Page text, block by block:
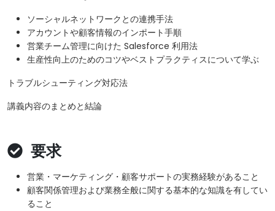
ソーシャルネットワークとの連携手法
アカウントや顧客情報のインポート手順
営業チーム管理に向けた Salesforce 利用法
生産性向上のためのコツやベストプラクティスについて学ぶ
トラブルシューティング対応法
講義内容のまとめと結論
要求
営業・マーケティング・顧客サポートの実務経験があること
顧客関係管理および業務全般に関する基本的な知識を有してい
ること